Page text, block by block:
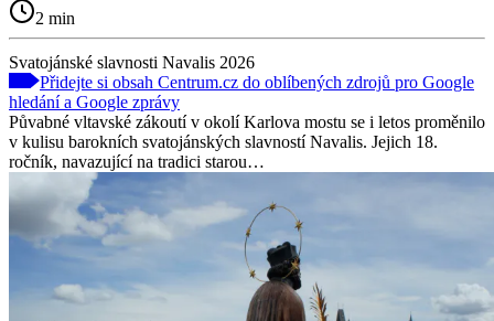
2 min
Svatojánské slavnosti Navalis 2026
Přidejte si obsah Centrum.cz do oblíbených zdrojů pro Google
hledání a Google zprávy
Půvabné vltavské zákoutí v okolí Karlova mostu se i letos proměnilo
v kulisu barokních svatojánských slavností Navalis. Jejich 18.
ročník, navazující na tradici starou…